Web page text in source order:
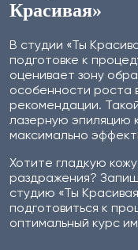
Красивая»
В студии «Ты
подготовке к
оценивает зону
особенности роста
рекомендации.
лазерную эпиляцию
максимально
Хотите гладкую
раздражения?
студию «Ты
подготовиться к
оптимальный курс